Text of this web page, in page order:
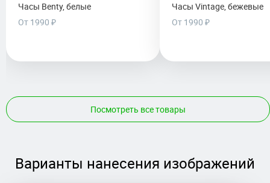
Часы Benty, белые
От 1990 ₽
Часы Vintage, бежевые
От 1990 ₽
Посмотреть все товары
Варианты нанесения изображений